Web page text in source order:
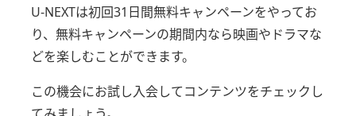
U-NEXTは初回31日間無料キャンペーンをやってお
り、 無料キャンペーンの期間内なら映画やドラマな
どを楽しむことができます。
この機会にお試し入会してコンテンツをチェックし